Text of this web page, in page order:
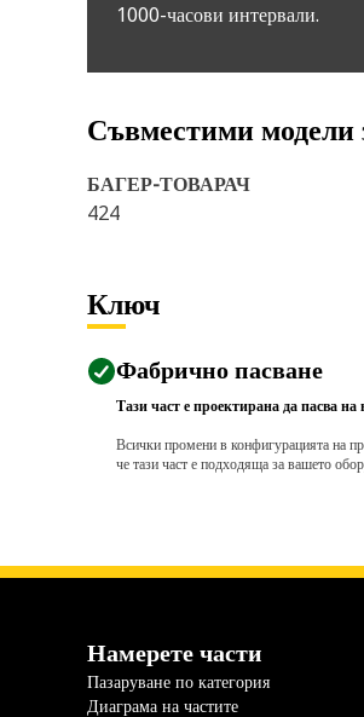
1000-часови интервали.
Съвместими модели
БАГЕР-ТОВАРАЧ
424
Ключ
Фабрично пасване
Тази част е проектирана да пасва
Всички промени в конфигурацията на
че тази част е подходяща за вашето
Намерете части
Пазаруване по категория
Диаграма на частите